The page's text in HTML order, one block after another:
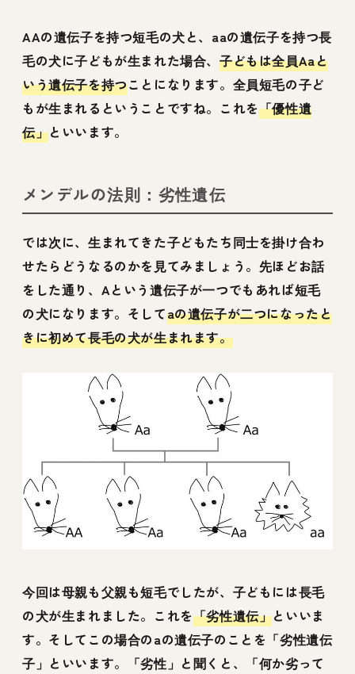
AAの遺伝子を持つ短毛の犬と、aaの遺伝子を持つ長
毛の犬に子どもが生まれた場合、子どもは全員Aaと
いう遺伝子を持つことになります。全員短毛の子ど
もが生まれるということですね。これを「優性遺
伝」といいます。
メンデルの法則：劣性遺伝
では次に、生まれてきた子どもたち同士を掛け合わ
せたらどうなるのかを見てみましょう。先ほどお話
をした通り、Aという遺伝子が一つでもあれば短毛
の犬になります。そしてaの遺伝子が二つになったと
きに初めて長毛の犬が生まれます。
今回は母親も父親も短毛でしたが、子どもには長毛
の犬が生まれました。これを「劣性遺伝」といいま
す。そしてこの場合のaの遺伝子のことを「劣性遺伝
子」といいます。「劣性」と聞くと、「何か劣って